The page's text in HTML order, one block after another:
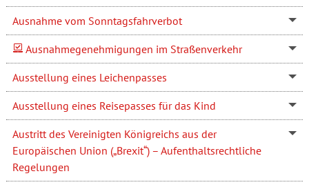
Ausnahme vom Sonntagsfahrverbot
Ausnahmegenehmigungen im Straßenverkehr
Ausstellung eines Leichenpasses
Ausstellung eines Reisepasses für das Kind
Austritt des Vereinigten Königreichs aus der
Europäischen Union („Brexit“) – Aufenthaltsrechtliche
Regelungen